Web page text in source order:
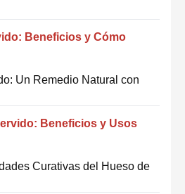
Beneficios y Cómo
Un Remedio Natural con
Beneficios y Usos
Curativas del Hueso de